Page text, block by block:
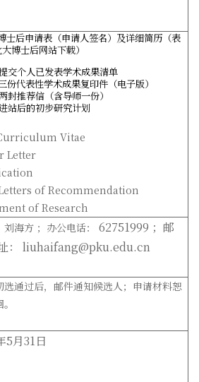
博士后申请表（申请人签名）及详细简历（表
博士后网站下载）
提交个人已发表学术成果清单
三份代表性学术成果复印件（电子版）
封推荐信（含导师一份）
进站后的初步研究计划
Vitae
Letter
of Recommendation
of Research
刘海方 ；办公电话：62751999 ；邮
：liuhaifang@pku.edu.cn
选通过后，邮件通知候选人；申请材料恕
5月31日